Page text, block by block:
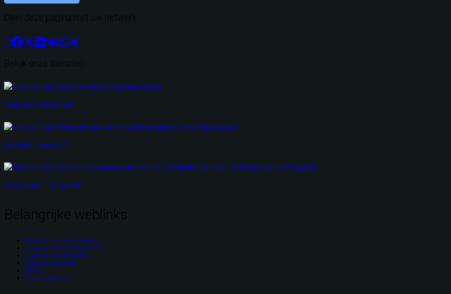
Deel deze pagina met uw netwerk
Bekijk onze diensten
Websites en beheer
Diensten overzicht
360 graden fotografie
Belangrijke weblinks
Overzicht van alle diensten
Compleet overzicht portfolio
Algemene voorwaarden
Vraag en antwoord
Privacy
Neem contact op